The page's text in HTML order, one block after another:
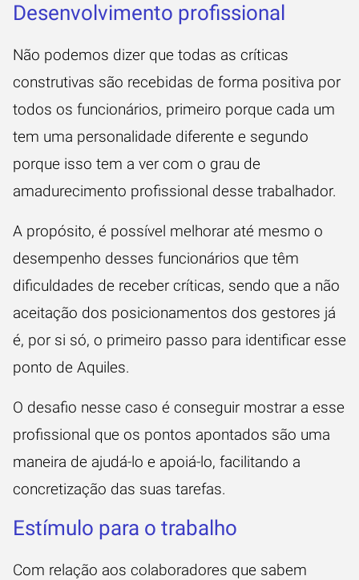
Desenvolvimento profissional
Não podemos dizer que todas as críticas
construtivas são recebidas de forma positiva por
todos os funcionários, primeiro porque cada um
tem uma personalidade diferente e segundo
porque isso tem a ver com o grau de
amadurecimento profissional desse trabalhador.
A propósito, é possível melhorar até mesmo o
desempenho desses funcionários que têm
dificuldades de receber críticas, sendo que a não
aceitação dos posicionamentos dos gestores já
é, por si só, o primeiro passo para identificar esse
ponto de Aquiles.
O desafio nesse caso é conseguir mostrar a esse
profissional que os pontos apontados são uma
maneira de ajudá-lo e apoiá-lo, facilitando a
concretização das suas tarefas.
Estímulo para o trabalho
Com relação aos colaboradores que sabem